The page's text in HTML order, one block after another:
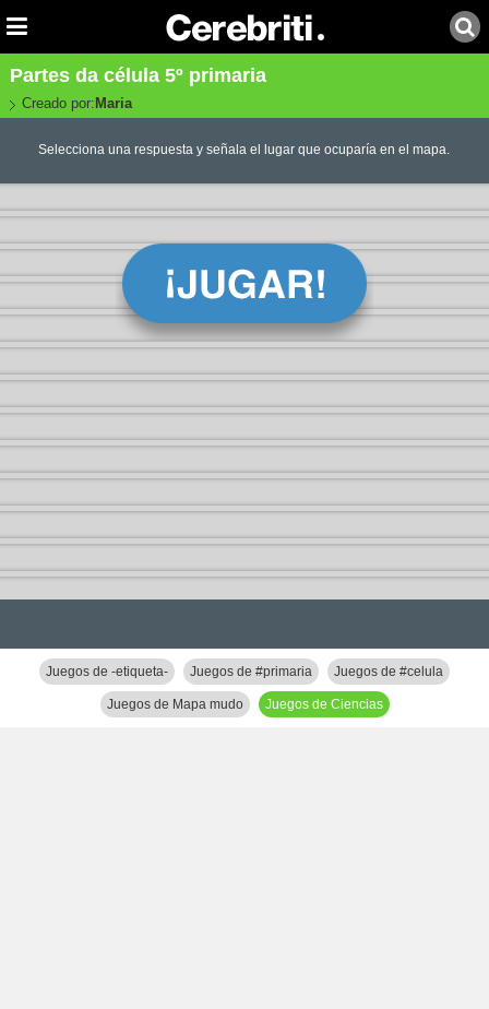
Partes da célula 5º primaria
Creado por: Maria
Selecciona una respuesta y señala el lugar que ocuparía en el mapa.
Juegos de -etiqueta- Juegos de #primaria Juegos de #celula
Juegos de Mapa mudo Juegos de Ciencias